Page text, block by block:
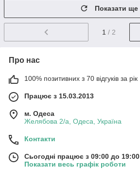
Показати ще
1 / 2
Про нас
100% позитивних з 70 відгуків за рік
Працює з 15.03.2013
м. Одеса
Желябова 2/а, Одеса, Україна
Контакти
Сьогодні працює з 09:00 до 19:00
Показати весь графік роботи